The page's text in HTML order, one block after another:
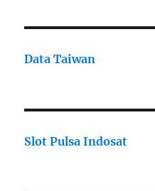
Data Taiwan
Slot Pulsa Indosat